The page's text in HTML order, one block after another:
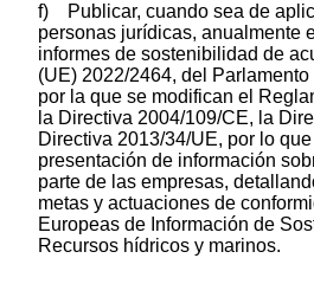
f) Publicar, cuando sea de
personas jurídicas, anualmente
informes de sostenibilidad de
(UE) 2022/2464, del
por la que se modifican el
la Directiva 2004/109/CE, la
Directiva 2013/34/UE, por lo
presentación de información
parte de las empresas,
metas y actuaciones de
Europeas de Información de
Recursos hídricos y marinos.